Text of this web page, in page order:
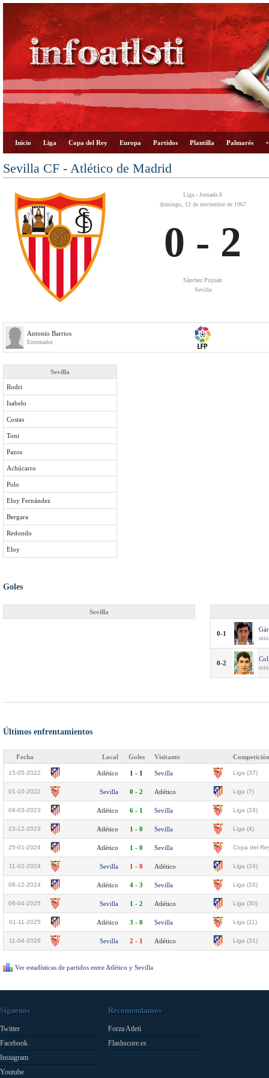
Inicio Liga Copa del Rey Europa Partidos Plantilla Palmarés
Sevilla CF - Atlético de Madrid
Liga - Jornada 8
domingo, 12 de noviembre de 1967
0 - 2
Sánchez Pizjuán
Sevilla
Antonio Barrios
Entrenador
Sevilla
Rodri
Isabelo
Costas
Toni
Pazos
Achúcarro
Polo
Eloy Fernández
Bergara
Redondo
Eloy
Goles
Sevilla
0-1
0-2
Últimos enfrentamientos
Fecha Local Goles Visitante Competición
15-05-2022 Atlético 1 - 1 Sevilla Liga (37)
01-10-2022 Sevilla 0 - 2 Atlético Liga (7)
04-03-2023 Atlético 6 - 1 Sevilla Liga (24)
23-12-2023 Atlético 1 - 0 Sevilla Liga (4)
25-01-2024 Atlético 1 - 0 Sevilla Copa del
11-02-2024 Sevilla 1 - 0 Atlético Liga (24)
08-12-2024 Atlético 4 - 3 Sevilla Liga (16)
06-04-2025 Sevilla 1 - 2 Atlético Liga (30)
01-11-2025 Atlético 3 - 0 Sevilla Liga (11)
11-04-2026 Sevilla 2 - 1 Atlético Liga (31)
Ver estadísticas de partidos entre Atlético y Sevilla
Síguenos
Twitter
Facebook
Instagram
Youtube
Recomendamos
Forza Atleti
Flashscore.es